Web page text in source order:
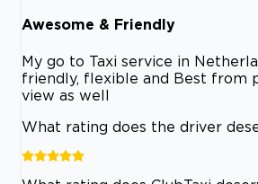
Awesome & Friendly
My go to Taxi service in
friendly, flexible and Best from
view as well
What rating does the driver